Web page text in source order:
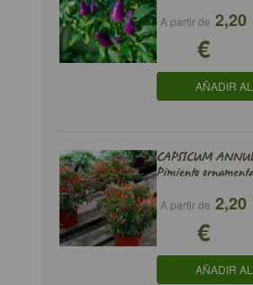
A partir de 2,20
€
AÑADIR
CAPSICUM
Pimiento
A partir de 2,20
€
AÑADIR